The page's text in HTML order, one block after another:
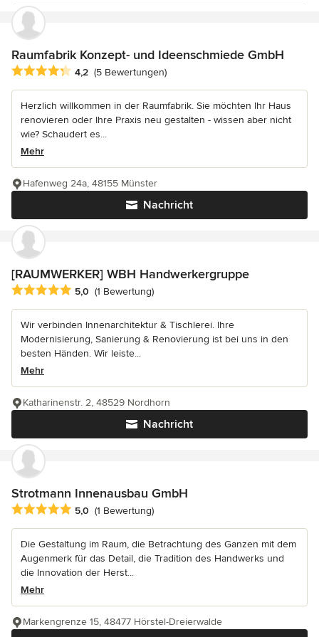
Raumfabrik Konzept- und Ideenschmiede GmbH
Durchschnittliche Bewertung: 4.2 von 5 Sternen
4,2 (5 Bewertungen)
Herzlich willkommen in der Raumfabrik. Sie möchten Ihr Haus
renovieren oder Ihre Praxis neu gestalten - wissen aber nicht
wie? Schaudert es...
Mehr
Nachricht
Hafenweg 24a, 48155 Münster
[RAUMWERKER] WBH Handwerkergruppe
Durchschnittliche Bewertung: 5 von 5 Sternen
5,0 (1 Bewertung)
Wir verbinden Innenarchitektur & Tischlerei. Ihre
Modernisierung, Sanierung & Renovierung ist bei uns in den
besten Händen. Wir leiste...
Mehr
Nachricht
Katharinenstr. 2, 48529 Nordhorn
Strotmann Innenausbau GmbH
Durchschnittliche Bewertung: 5 von 5 Sternen
5,0 (1 Bewertung)
Die Gestaltung im Raum, die Betrachtung des Ganzen mit dem
Augenmerk für das Detail, die Tradition des Handwerks und
die Innovation der Herst...
Mehr
Markengrenze 15, 48477 Hörstel-Dreierwalde